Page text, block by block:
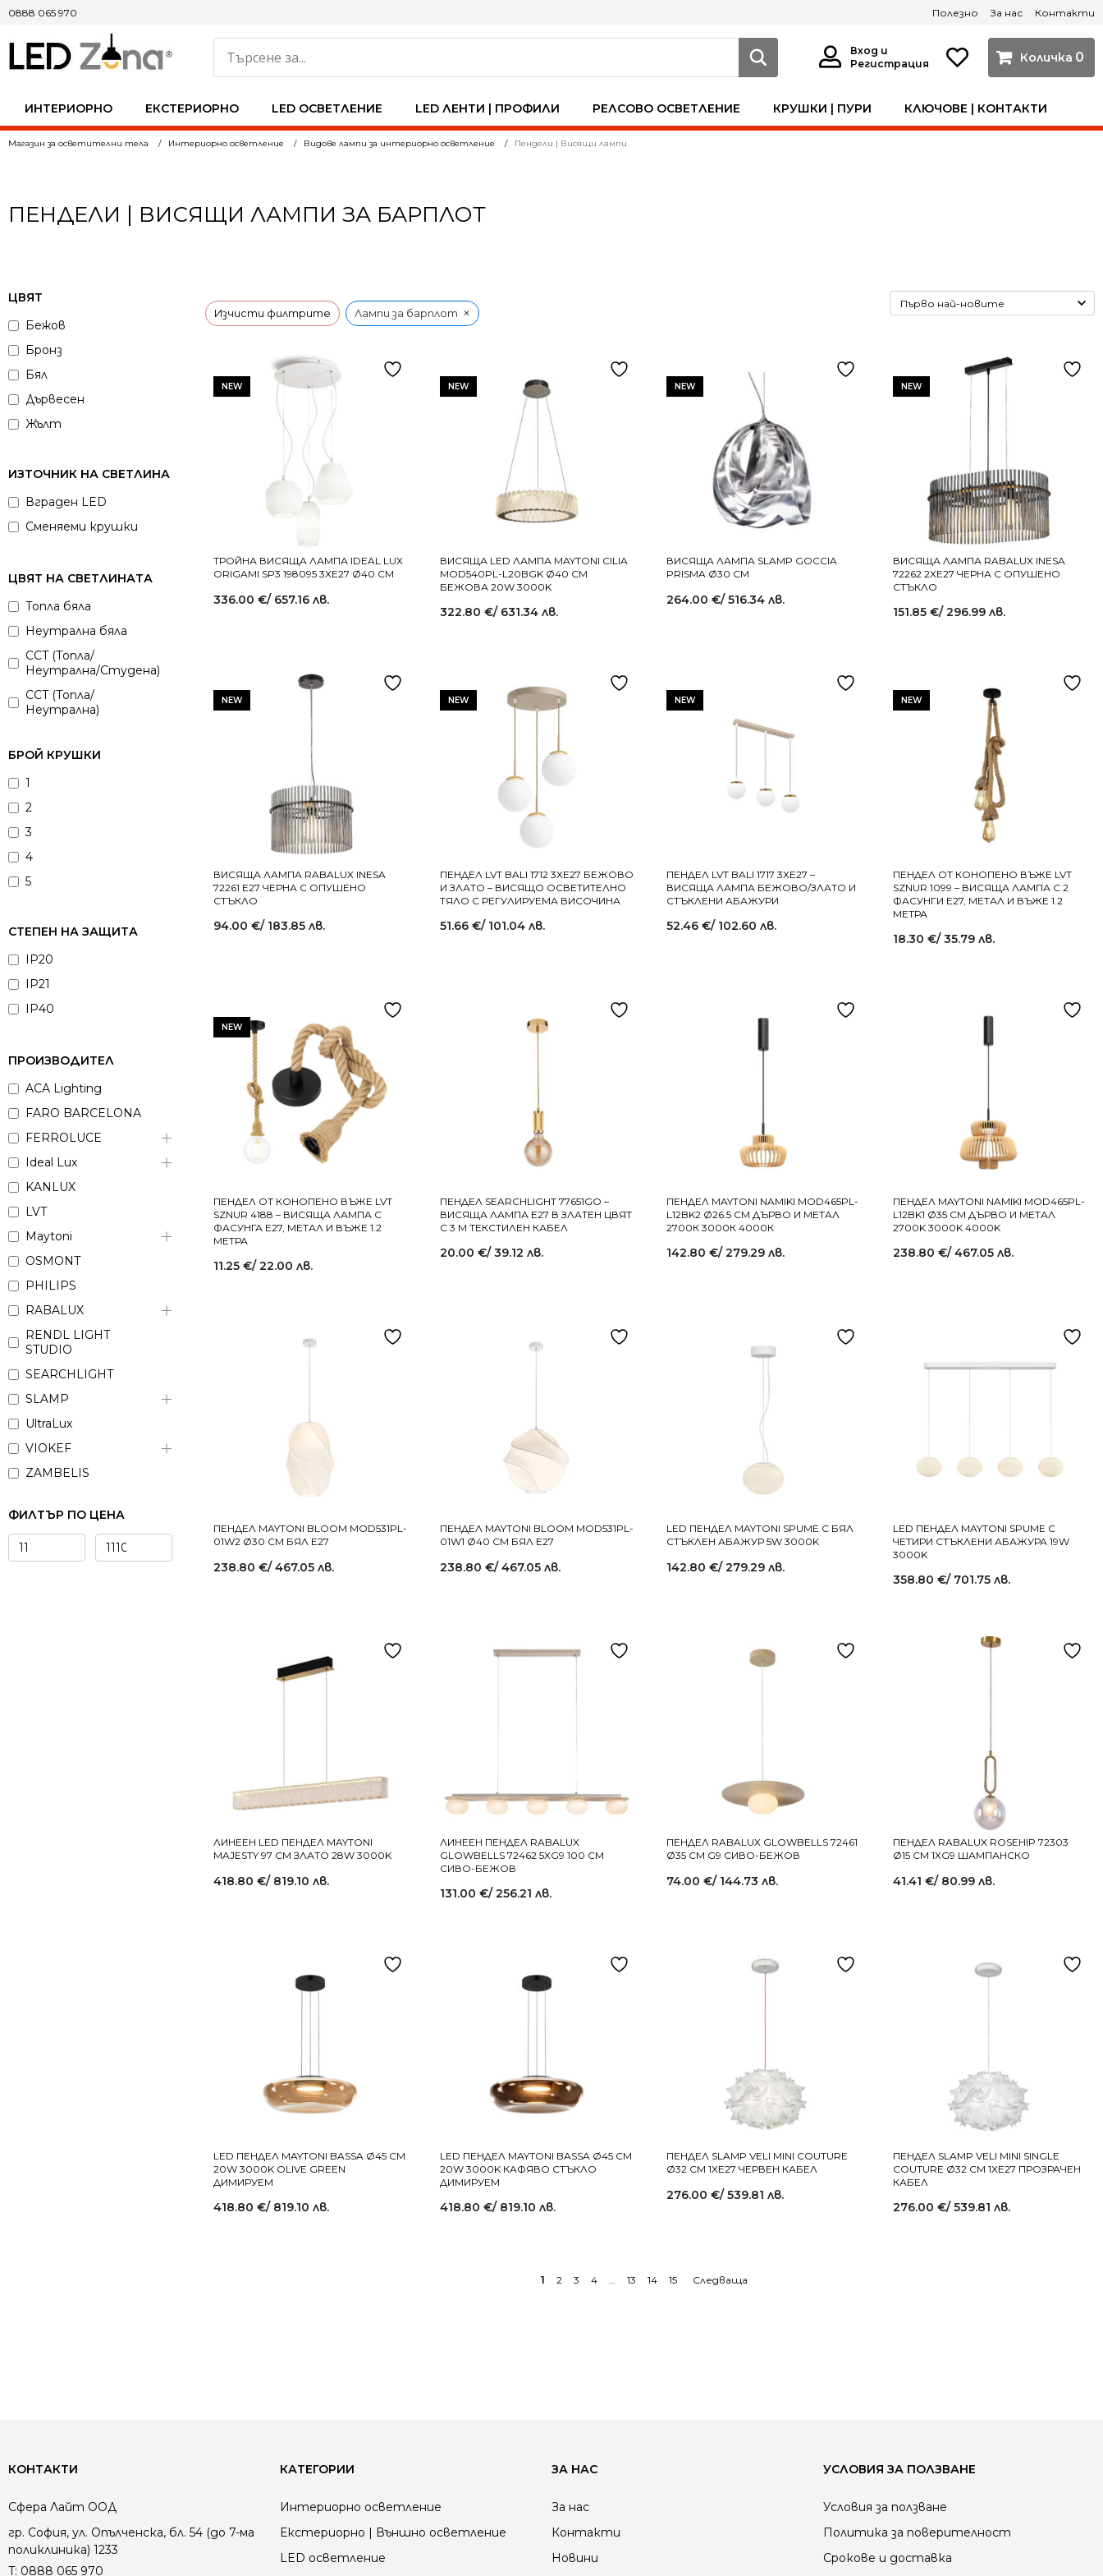
ИНТЕРИОРНО ЕКСТЕРИОРНО LED ОСВЕТЛЕНИЕ LED ЛЕНТИ | ПРОФИЛИ РЕЛСОВО ОСВЕТЛЕНИЕ КРУШКИ | ПУРИ КЛЮЧОВЕ | КОНТАКТИ
0
0888 065 970
Вход и
Регистрация
Полезно За нас Контакти
Магазин за осветителни тела Интериорно осветление Видове лампи за интериорно осветление Пендели | Висящи лампи
ПЕНДЕЛИ | ВИСЯЩИ ЛАМПИ ЗА БАРПЛОТ
ЦВЯТ
Бежов
Бронз
Бял
Дървесен
Жълт
Злато
Кафяв
Кехлибар
Мед
Прозрачен
Розов
Сив
ИЗТОЧНИК НА СВЕТЛИНА
Вграден LED
Сменяеми крушки
ЦВЯТ НА СВЕТЛИНАТА
Топла бяла
Неутрална бяла
CCT (Топла/
Неутрална/Студена)
CCT (Топла/
Неутрална)
БРОЙ КРУШКИ
1
2
3
4
5
10
СТЕПЕН НА ЗАЩИТА
IP20
IP21
IP40
ПРОИЗВОДИТЕЛ
ACA Lighting
FARO BARCELONA
FERROLUCE
Ideal Lux
KANLUX
LVT
Maytoni
OSMONT
PHILIPS
RABALUX
RENDL LIGHT
STUDIO
SEARCHLIGHT
SLAMP
UltraLux
VIOKEF
ZAMBELIS
ФИЛТЪР ПО ЦЕНА
Изчисти филтрите Лампи за барплот ×
NEW
ТРОЙНА ВИСЯЩА ЛАМПА IDEAL LUX
ORIGAMI SP3 198095 3XE27 Ø40 СМ
336.00 €/ 657.16 лв.
NEW
ВИСЯЩА LED ЛАМПА MAYTONI CILIA
MOD540PL-L20BGK Ø40 СМ
БЕЖОВА 20W 3000K
322.80 €/ 631.34 лв.
NEW
ВИСЯЩА ЛАМПА SLAMP GOCCIA
PRISMA Ø30 СМ
264.00 €/ 516.34 лв.
NEW
ВИСЯЩА ЛАМПА RABALUX INESA
72262 2XE27 ЧЕРНА С ОПУШЕНО
СТЪКЛО
151.85 €/ 296.99 лв.
NEW
ВИСЯЩА ЛАМПА RABALUX INESA
72261 E27 ЧЕРНА С ОПУШЕНО
СТЪКЛО
94.00 €/ 183.85 лв.
NEW
ПЕНДЕЛ LVT BALI 1712 3XE27 БЕЖОВО
И ЗЛАТО – ВИСЯЩО ОСВЕТИТЕЛНО
ТЯЛО С РЕГУЛИРУЕМА ВИСОЧИНА
51.66 €/ 101.04 лв.
NEW
ПЕНДЕЛ LVT BALI 1717 3XE27 –
ВИСЯЩА ЛАМПА БЕЖОВО/ЗЛАТО И
СТЪКЛЕНИ АБАЖУРИ
52.46 €/ 102.60 лв.
NEW
ПЕНДЕЛ ОТ КОНОПЕНО ВЪЖЕ LVT
SZNUR 1099 – ВИСЯЩА ЛАМПА С 2
ФАСУНГИ E27, МЕТАЛ И ВЪЖЕ 1.2
МЕТРА
18.30 €/ 35.79 лв.
NEW
ПЕНДЕЛ ОТ КОНОПЕНО ВЪЖЕ LVT
SZNUR 4188 – ВИСЯЩА ЛАМПА С
ФАСУНГА E27, МЕТАЛ И ВЪЖЕ 1.2
МЕТРА
11.25 €/ 22.00 лв.
ПЕНДЕЛ SEARCHLIGHT 77651GO –
ВИСЯЩА ЛАМПА E27 В ЗЛАТЕН ЦВЯТ
С 3 М ТЕКСТИЛЕН КАБЕЛ
20.00 €/ 39.12 лв.
ПЕНДЕЛ MAYTONI NAMIKI MOD465PL-
L12BK2 Ø26.5 СМ ДЪРВО И МЕТАЛ
2700К 3000К 4000К
142.80 €/ 279.29 лв.
ПЕНДЕЛ MAYTONI NAMIKI MOD465PL-
L12BK1 Ø35 СМ ДЪРВО И МЕТАЛ
2700K 3000K 4000K
238.80 €/ 467.05 лв.
ПЕНДЕЛ MAYTONI BLOOM MOD531PL-
01W2 Ø30 СМ БЯЛ E27
238.80 €/ 467.05 лв.
ПЕНДЕЛ MAYTONI BLOOM MOD531PL-
01W1 Ø40 СМ БЯЛ E27
238.80 €/ 467.05 лв.
LED ПЕНДЕЛ MAYTONI SPUME С БЯЛ
СТЪКЛЕН АБАЖУР 5W 3000K
142.80 €/ 279.29 лв.
LED ПЕНДЕЛ MAYTONI SPUME С
ЧЕТИРИ СТЪКЛЕНИ АБАЖУРА 19W
3000K
358.80 €/ 701.75 лв.
ЛИНЕЕН LED ПЕНДЕЛ MAYTONI
MAJESTY 97 СМ ЗЛАТО 28W 3000K
418.80 €/ 819.10 лв.
ЛИНЕЕН ПЕНДЕЛ RABALUX
GLOWBELLS 72462 5XG9 100 СМ
СИВО-БЕЖОВ
131.00 €/ 256.21 лв.
ПЕНДЕЛ RABALUX GLOWBELLS 72461
Ø35 СМ G9 СИВО-БЕЖОВ
74.00 €/ 144.73 лв.
ПЕНДЕЛ RABALUX ROSEHIP 72303
Ø15 СМ 1XG9 ШАМПАНСКО
41.41 €/ 80.99 лв.
LED ПЕНДЕЛ MAYTONI BASSA Ø45 СМ
20W 3000K OLIVE GREEN
ДИМИРУЕМ
418.80 €/ 819.10 лв.
LED ПЕНДЕЛ MAYTONI BASSA Ø45 СМ
20W 3000K КАФЯВО СТЪКЛО
ДИМИРУЕМ
418.80 €/ 819.10 лв.
ПЕНДЕЛ SLAMP VELI MINI COUTURE
Ø32 СМ 1XE27 ЧЕРВЕН КАБЕЛ
276.00 €/ 539.81 лв.
ПЕНДЕЛ SLAMP VELI MINI SINGLE
COUTURE Ø32 СМ 1XE27 ПРОЗРАЧЕН
КАБЕЛ
276.00 €/ 539.81 лв.
1 2 3 4 … 13 14 15
КОНТАКТИ
Сфера Лайт ООД
гр. София, ул. Опълченска, бл. 54 (до 7-ма
поликлиника) 1233
T: 0888 065 970
КАТЕГОРИИ
Интериорно осветление
Екстериорно | Външно осветление
LED осветление
ЗА НАС
За нас
Контакти
Новини
УСЛОВИЯ ЗА ПОЛЗВАНЕ
Условия за ползване
Политика за поверителност
Срокове и доставка